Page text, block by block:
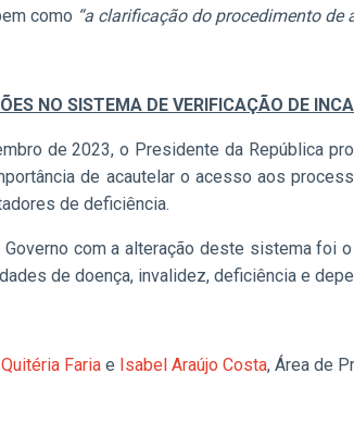
como “a clarificação do procedimento
NO SISTEMA DE VERIFICAÇÃO DE
de 2023, o Presidente da República
de acautelar o acesso aos
de deficiência.
com a alteração deste sistema foi
de doença, invalidez, deficiência e
Faria e Isabel Araújo Costa, Área de